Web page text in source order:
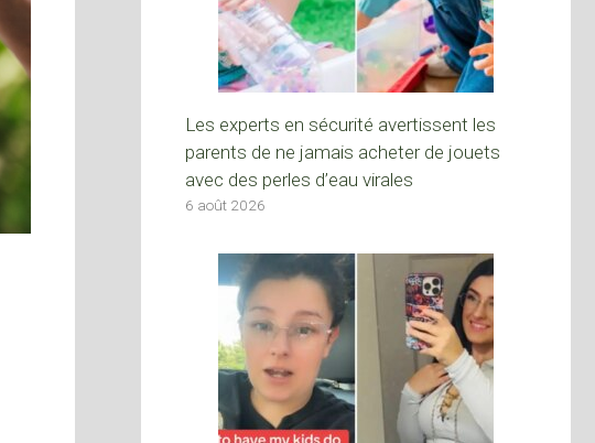
Les experts en sécurité avertissent les
parents de ne jamais acheter de jouets
avec des perles d’eau virales
6 août 2026